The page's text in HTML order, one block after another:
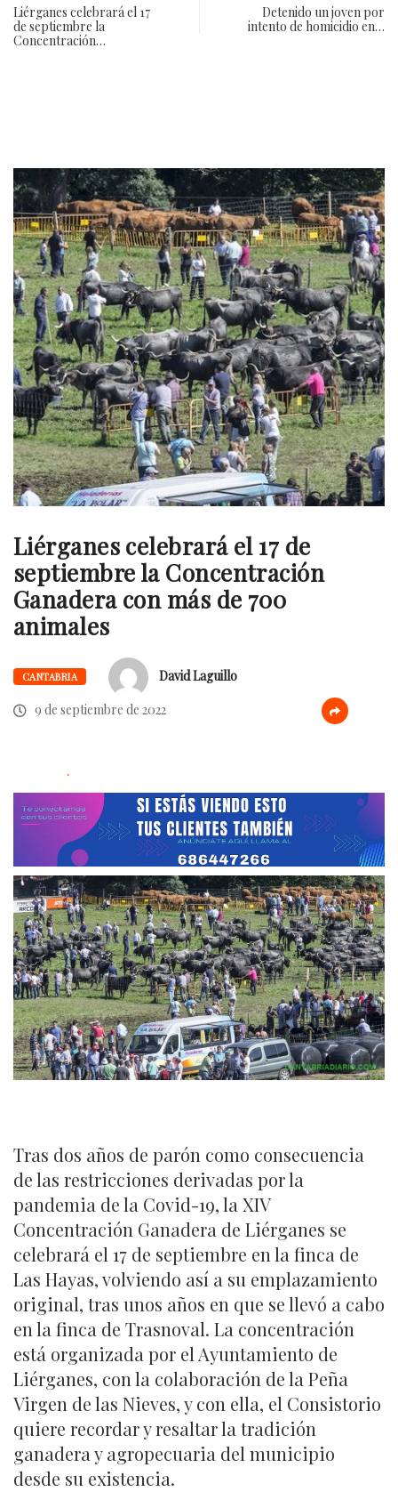
Liérganes celebrará el 17
de septiembre la
Concentración…
Detenido un joven por
intento de homicidio en…
Liérganes celebrará el 17 de
septiembre la Concentración
Ganadera con más de 700
animales
CANTABRIA
David Laguillo
9 de septiembre de 2022
.
Tras dos años de parón como consecuencia
de las restricciones derivadas por la
pandemia de la Covid-19, la XIV
Concentración Ganadera de Liérganes se
celebrará el 17 de septiembre en la finca de
Las Hayas, volviendo así a su emplazamiento
original, tras unos años en que se llevó a cabo
en la finca de Trasnoval. La concentración
está organizada por el Ayuntamiento de
Liérganes, con la colaboración de la Peña
Virgen de las Nieves, y con ella, el Consistorio
quiere recordar y resaltar la tradición
ganadera y agropecuaria del municipio
desde su existencia.